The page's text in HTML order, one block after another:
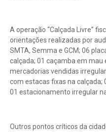
A operação “Calçada Livre”
orientações realizadas por
SMTA, Semma e GCM; 06
calçada; 01 caçamba em mau
mercadorias vendidas
com estacas fixas na calçada;
01 estacionamento irregular
Outros pontos críticos da